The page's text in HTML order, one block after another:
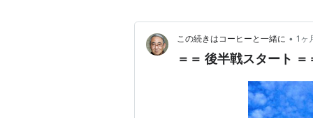
この続きはコーヒーと一緒に • 1ヶ
＝＝ 後半戦スタート ＝